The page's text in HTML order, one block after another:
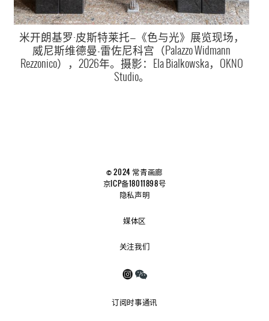
米开朗基罗·皮斯特莱托—《色与光》展览现场，
威尼斯维德曼-雷佐尼科宫（Palazzo Widmann
Rezzonico），2026年。摄影：Ela Bialkowska，OKNO
Studio。
© 2024 常青画廊
京ICP备18011898号
隐私声明
媒体区
关注我们
订阅时事通讯